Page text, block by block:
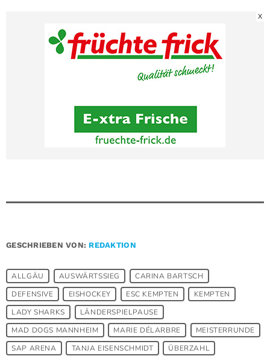
X
GESCHRIEBEN VON: REDAKTION
ALLGÄU AUSWÄRTSSIEG
CARINA BARTSCH
DEFENSIVE
EISHOCKEY ESC KEMPTEN
KEMPTEN
LADY SHARKS
LÄNDERSPIELPAUSE
MAD DOGS MANNHEIM
MARIE DÉLARBRE
MEISTERRUNDE
SAP ARENA
TANJA EISENSCHMIDT ÜBERZAHL